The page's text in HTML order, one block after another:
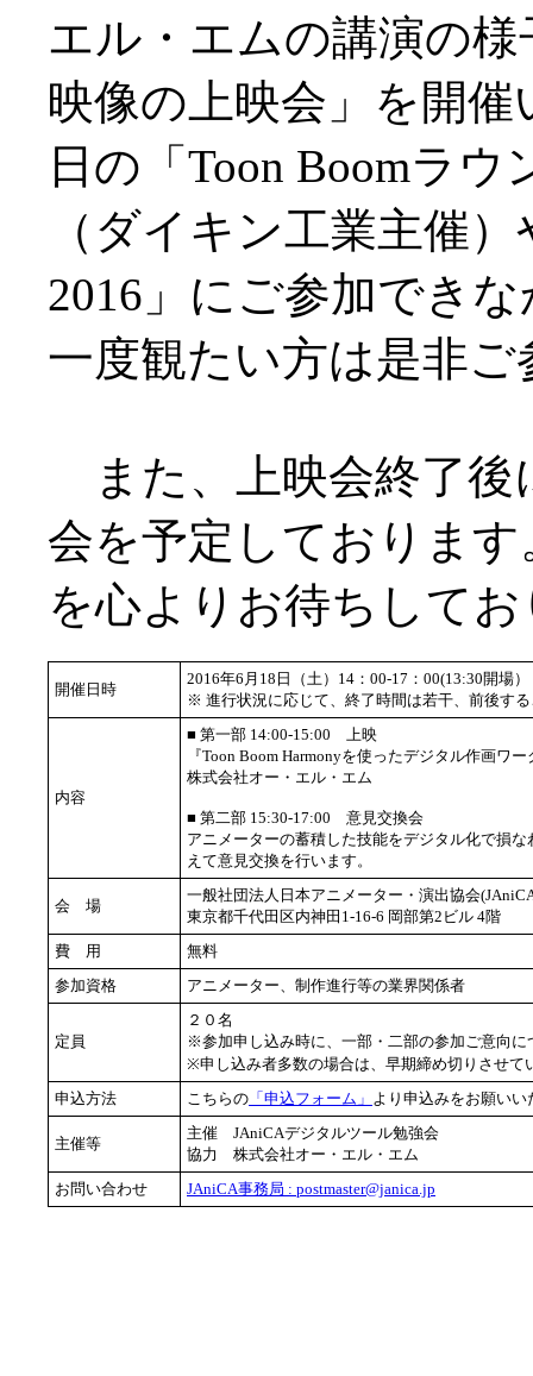
エル・エムの講演の
映像の上映会」を開
日の「Toon Boomラ
（ダイキン工業主催
2016」にご参加でき
一度観たい方は是非
また、上映会終了後
会を予定しておりま
を心よりお待ちして
開催日時
2016年6月18日（土）14：00-17：00(13:30開場）
※ 進行状況に応じて、終了時間は若干、前後す
内容
■ 第一部 14:00-15:00 上映
『Toon Boom Harmonyを使ったデジタル作画ワ
株式会社オー・エル・エム
■ 第二部 15:30-17:00 意見交換会
アニメーターの蓄積した技能をデジタル化で損
えて意見交換を行います。
会 場
一般社団法人日本アニメーター・演出協会
東京都千代田区内神田1-16-6 岡部第2ビル 4階
費 用
無料
参加資格
アニメーター、制作進行等の業界関係者
定員
２０名
※参加申し込み時に、一部・二部の参加ご意向に
※申し込み者多数の場合は、早期締め切りさせて
申込方法
こちらの 「申込フォーム」 より申込みをお願いい
主催等
主催 JAniCAデジタルツール勉強会
協力 株式会社オー・エル・エム
お問い合わせ
JAniCA事務局 : postmaster@janica.jp